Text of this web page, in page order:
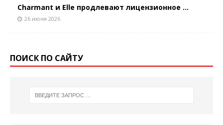
Charmant и Elle продлевают лицензионное ...
26 июня 2026
ПОИСК ПО САЙТУ